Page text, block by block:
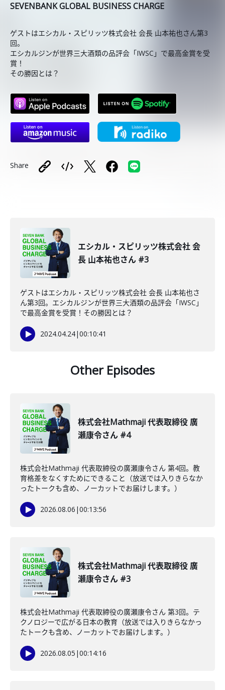
SEVENBANK GLOBAL BUSINESS CHARGE
ゲストはエシカル・スピリッツ株式会社 会長 山本祐也さん第3
回。
エシカルジンが世界三大酒類の品評会「IWSC」で最高金賞を受
賞！
その勝因とは？
Share
エシカル・スピリッツ株式会社 会
長 山本祐也さん #3
ゲストはエシカル・スピリッツ株式会社 会長 山本祐也さ
ん第3回。エシカルジンが世界三大酒類の品評会「IWSC」
で最高金賞を受賞！その勝因とは？
2024.04.24|00:10:41
Other Episodes
株式会社Mathmaji 代表取締役 廣
瀬康令さん #4
株式会社Mathmaji 代表取締役の廣瀬康令さん 第4回。教
育格差をなくすためにできること（放送では入りきらなか
ったトークも含め、ノーカットでお届けします。）
2026.08.06 |00:13:56
株式会社Mathmaji 代表取締役 廣
瀬康令さん #3
株式会社Mathmaji 代表取締役の廣瀬康令さん 第3回。テ
クノロジーで広がる日本の教育（放送では入りきらなかっ
たトークも含め、ノーカットでお届けします。）
2026.08.05 |00:14:16